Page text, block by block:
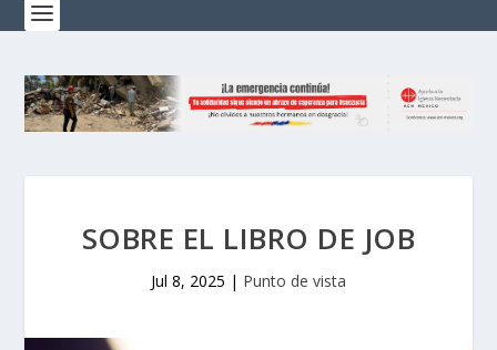
SOBRE EL LIBRO DE JOB
Jul 8, 2025 | Punto de vista